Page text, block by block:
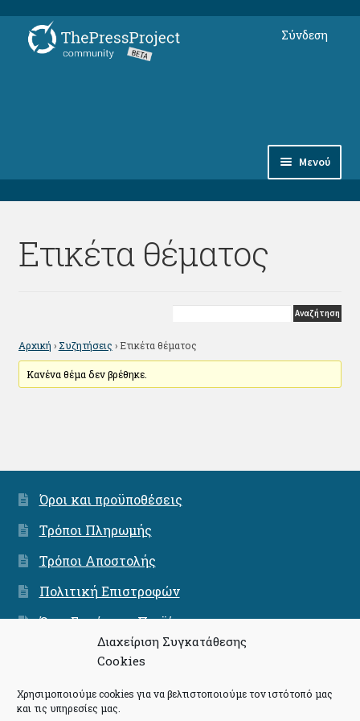
Διαχείριση Συγκατάθεσης
Cookies
Χρησιμοποιούμε cookies για να βελτιστοποιούμε τον ιστότοπό μας
και τις υπηρεσίες μας.
Απευθείας
μετάβαση
Μετάβαση
σε
Μενού
Συνδρομές
Αντικείμενα
Σύνδεση
Ετικέτα θέματος
Αρχική › Συζητήσεις › Ετικέτα θέματος
Κανένα θέμα δεν βρέθηκε.
Όροι και προϋποθέσεις
Τρόποι Πληρωμής
Τρόποι Αποστολής
Πολιτική Επιστροφών
Όροι Εγγύησης Προϊόντων
Ασφάλεια Συνναλαγών